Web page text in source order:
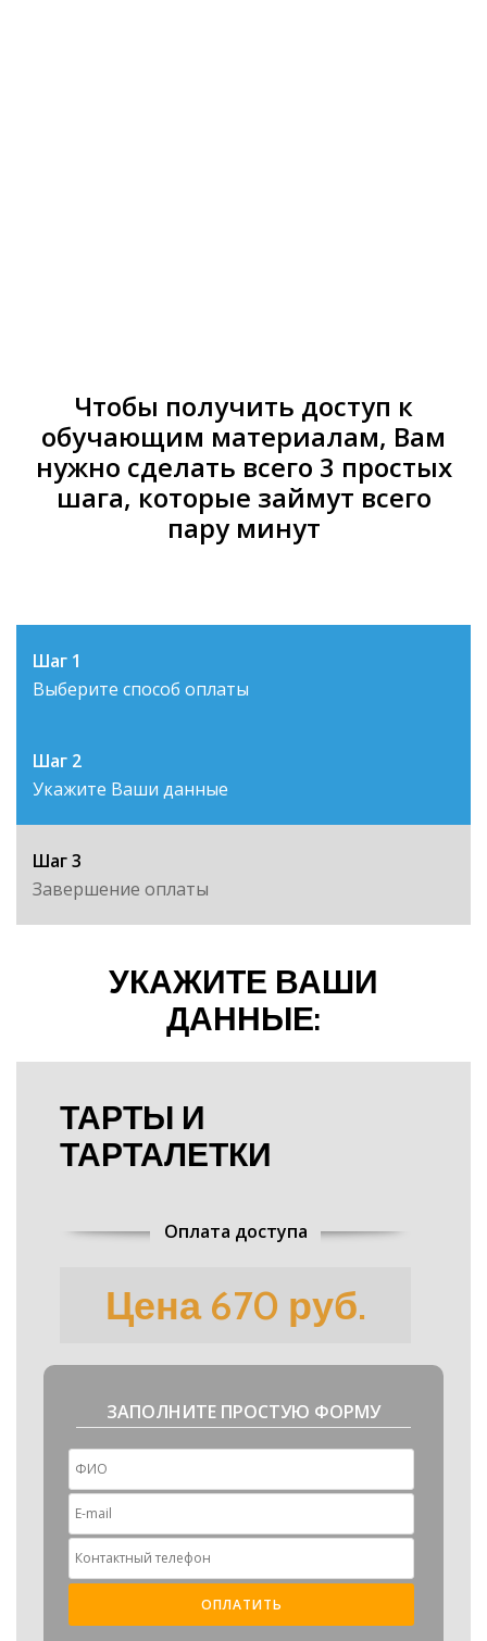
Чтобы получить доступ к
обучающим материалам, Вам
нужно сделать всего 3 простых
шага, которые займут всего
пару минут
Шаг 1
Выберите способ оплаты
Шаг 2
Укажите Ваши данные
Шаг 3
Завершение оплаты
УКАЖИТЕ ВАШИ
ДАННЫЕ:
ТАРТЫ И
ТАРТАЛЕТКИ
Оплата доступа
Цена 670 руб.
ЗАПОЛНИТЕ ПРОСТУЮ ФОРМУ